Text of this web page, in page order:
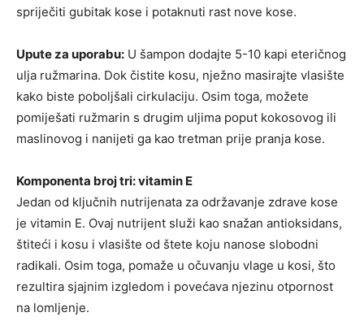
spriječiti gubitak kose i potaknuti rast nove kose.
Upute za uporabu: U šampon dodajte 5-10 kapi eteričnog
ulja ružmarina. Dok čistite kosu, nježno masirajte vlasište
kako biste poboljšali cirkulaciju. Osim toga, možete
pomiješati ružmarin s drugim uljima poput kokosovog ili
maslinovog i nanijeti ga kao tretman prije pranja kose.
Komponenta broj tri: vitamin E
Jedan od ključnih nutrijenata za održavanje zdrave kose
je vitamin E. Ovaj nutrijent služi kao snažan antioksidans,
štiteći i kosu i vlasište od štete koju nanose slobodni
radikali. Osim toga, pomaže u očuvanju vlage u kosi, što
rezultira sjajnim izgledom i povećava njezinu otpornost
na lomljenje.